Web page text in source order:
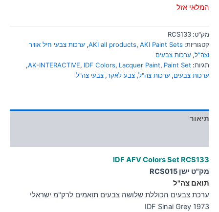
font_download סמן קישורים
לאפס
כל
cached
המלאי אזל
מק"ט: RCS133
קטגוריות:
AKI all products, AKI Paint Sets
, ערכות צבעי חיל אוויר
וצה"ל, ערכות צבעים
תגיות:
AK-INTERACTIVE, IDF Colors, Lacquer Paint, Paint Set
,
ערכות צבעים, ערכות צה"ל, צבע לאקר, צבעי צה"ל
תיאור
IDF AFV Colors Set RCS133
מק"ט ישן RCS015
תואם צה"ל
ערכת צבעים הכוללת שלושה צבעים תואמים לרק"מ ישראלי
IDF Sinai Grey 1973